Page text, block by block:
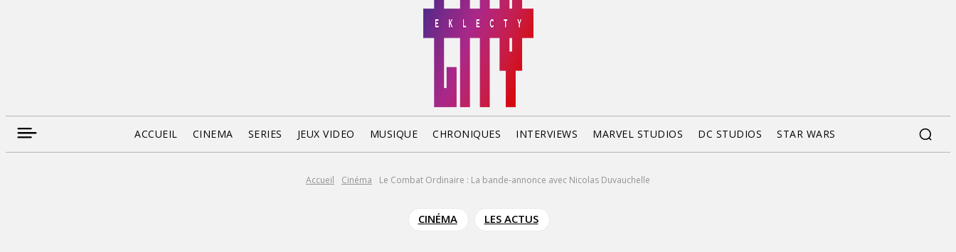
ACCUEIL CINEMA SERIES JEUX VIDEO MUSIQUE CHRONIQUES INTERVIEWS MARVEL STUDIOS DC STUDIOS STAR WARS
Accueil Cinéma Le Combat Ordinaire : La bande-annonce avec Nicolas Duvauchelle
CINÉMA LES ACTUS